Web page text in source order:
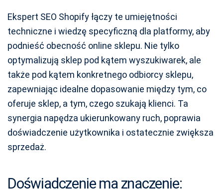
Ekspert SEO Shopify łączy te umiejętności
techniczne i wiedzę specyficzną dla platformy, aby
podnieść obecność online sklepu. Nie tylko
optymalizują sklep pod kątem wyszukiwarek, ale
także pod kątem konkretnego odbiorcy sklepu,
zapewniając idealne dopasowanie między tym, co
oferuje sklep, a tym, czego szukają klienci. Ta
synergia napędza ukierunkowany ruch, poprawia
doświadczenie użytkownika i ostatecznie zwiększa
sprzedaż.
Doświadczenie ma znaczenie: